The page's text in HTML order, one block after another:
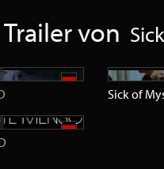
von
Sick of